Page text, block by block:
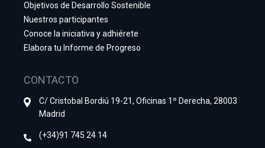
Objetivos de Desarrollo Sostenible
Nuestros participantes
Conoce la iniciativa y adhiérete
Elabora tu Informe de Progreso
CONTACTO
C/ Cristobal Bordiú 19-21, Oficinas 1º Derecha, 28003
Madrid
(+34)91 745 24 14